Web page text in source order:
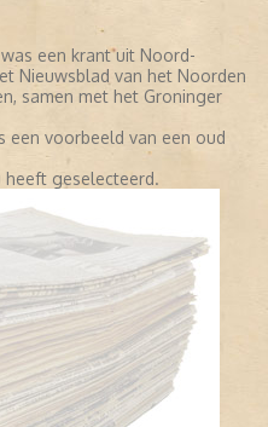
een krant uit Noord-
Nieuwsblad van het Noorden
samen met het Groninger
een voorbeeld van een oud
heeft geselecteerd.